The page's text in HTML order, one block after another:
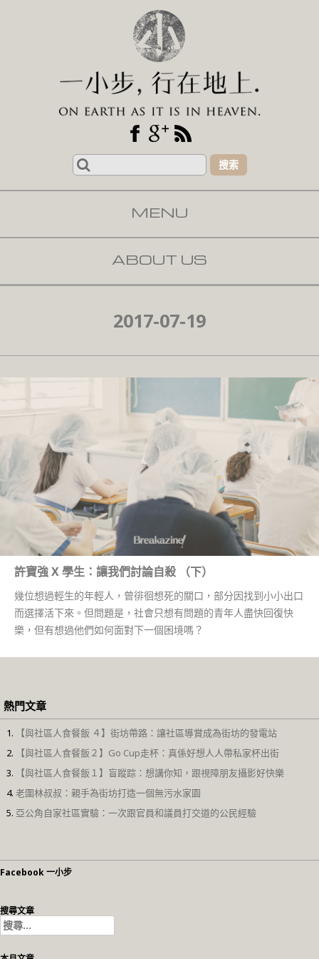
Search
for:
MENU
SKIP TO CONTENT
ABOUT US
2017-07-19
許寶強 X 學生：讓我們討論自殺 （下）
幾位想過輕生的年輕人，曾徘徊想死的關口，部分因找到小小出口
而選擇活下來。但問題是，社會只想有問題的青年人盡快回復快
樂，但有想過他們如何面對下一個困境嗎？
熱門文章
【與社區人食餐飯 ４】街坊帶路：讓社區導賞成為街坊的發電站
【與社區人食餐飯２】Go Cup走杯：真係好想人人帶私家杯出街
【與社區人食餐飯１】盲蹤踪：想講你知，跟視障朋友攝影好快樂
老圍林叔叔：親手為街坊打造一個無污水家園
亞公角自家社區實驗：一次跟官員和議員打交道的公民經驗
Facebook 一小步
搜尋文章
搜
尋
關